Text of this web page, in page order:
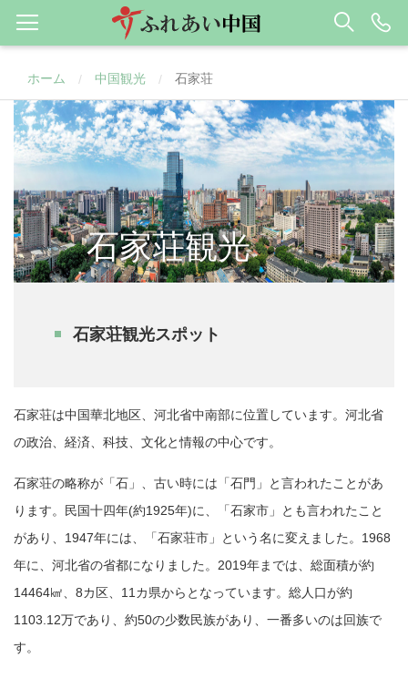
ホーム / 中国観光 / 石家荘
石家荘観光
石家荘観光スポット
石家荘は中国華北地区、河北省中南部に位置しています。河北省
の政治、経済、科技、文化と情報の中心です。
石家荘の略称が「石」、古い時には「石門」と言われたことがあ
ります。民国十四年(約1925年)に、「石家市」とも言われたこと
があり、1947年には、「石家荘市」という名に変えました。1968
年に、河北省の省都になりました。2019年までは、総面積が約
14464㎢、8カ区、11カ県からとなっています。総人口が約
1103.12万であり、約50の少数民族があり、一番多いのは回族で
す。